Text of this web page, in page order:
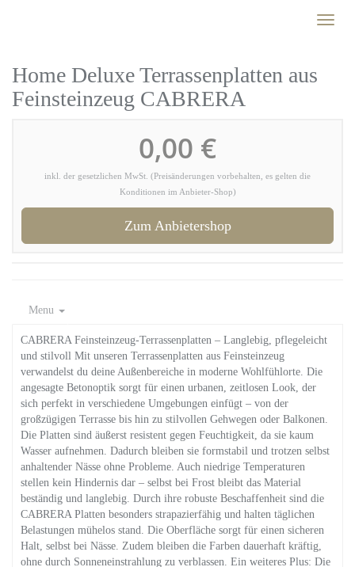
Toggle
Home Deluxe Terrassenplatten aus
Feinsteinzeug CABRERA
0,00 €
inkl. der gesetzlichen MwSt. (Preisänderungen vorbehalten, es gelten die
Konditionen im Anbieter-Shop)
Zum Anbietershop
Menu
CABRERA Feinsteinzeug-Terrassenplatten – Langlebig, pflegeleicht
und stilvoll Mit unseren Terrassenplatten aus Feinsteinzeug
verwandelst du deine Außenbereiche in moderne Wohlfühlorte. Die
angesagte Betonoptik sorgt für einen urbanen, zeitlosen Look, der
sich perfekt in verschiedene Umgebungen einfügt – von der
großzügigen Terrasse bis hin zu stilvollen Gehwegen oder Balkonen.
Die Platten sind äußerst resistent gegen Feuchtigkeit, da sie kaum
Wasser aufnehmen. Dadurch bleiben sie formstabil und trotzen selbst
anhaltender Nässe ohne Probleme. Auch niedrige Temperaturen
stellen kein Hindernis dar – selbst bei Frost bleibt das Material
beständig und langlebig. Durch ihre robuste Beschaffenheit sind die
CABRERA Platten besonders strapazierfähig und halten täglichen
Belastungen mühelos stand. Die Oberfläche sorgt für einen sicheren
Halt, selbst bei Nässe. Zudem bleiben die Farben dauerhaft kräftig,
ohne durch Sonneneinstrahlung zu verblassen. Ein weiteres Plus: Die